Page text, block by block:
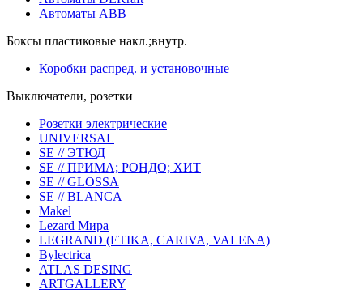
Автоматы ABB
Боксы пластиковые накл.;внутр.
Коробки распред. и установочные
Выключатели, розетки
Розетки электрические
UNIVERSAL
SE // ЭТЮД
SE // ПРИМА; РОНДО; ХИТ
SE // GLOSSA
SE // BLANCA
Makel
Lezard Мира
LEGRAND (ETIKA, CARIVA, VALENA)
Bylectrica
ATLAS DESING
ARTGALLERY